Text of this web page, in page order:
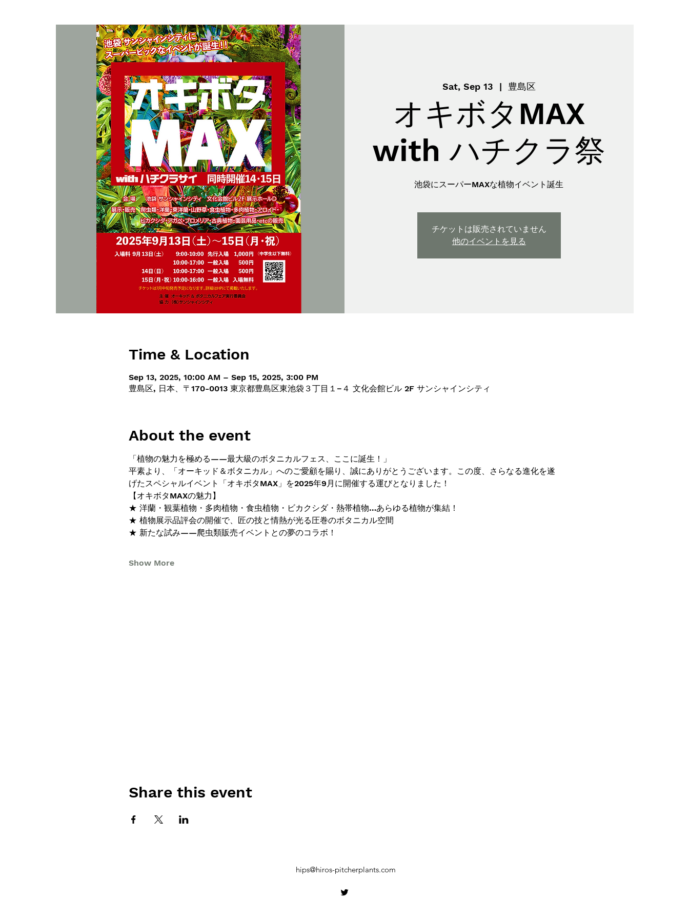
Sat, Sep 13
  |
豊島区
オキボタMAX
with ハチクラ祭
池袋にスーパーMAXな植物イベント誕生
チケットは販売されていません
他のイベントを見る
Time & Location
Sep 13, 2025, 10:00 AM – Sep 15, 2025, 3:00 PM
豊島区, 日本、〒170-0013 東京都豊島区東池袋３丁目１−４ 文化会館ビル 2F サンシャインシティ
About the event
「植物の魅力を極める——最大級のボタニカルフェス、ここに誕生！」
平素より、「オーキッド＆ボタニカル」へのご愛顧を賜り、誠にありがとうございます。この度、さらなる進化を遂
げたスペシャルイベント「オキボタMAX」を2025年9月に開催する運びとなりました！
【オキボタMAXの魅力】
★ 洋蘭・観葉植物・多肉植物・食虫植物・ビカクシダ・熱帯植物…あらゆる植物が集結！
★ 植物展示品評会の開催で、匠の技と情熱が光る圧巻のボタニカル空間
★ 新たな試み——爬虫類販売イベントとの夢のコラボ！
Show More
Share this event
hips@hiros-pitcherplants.com